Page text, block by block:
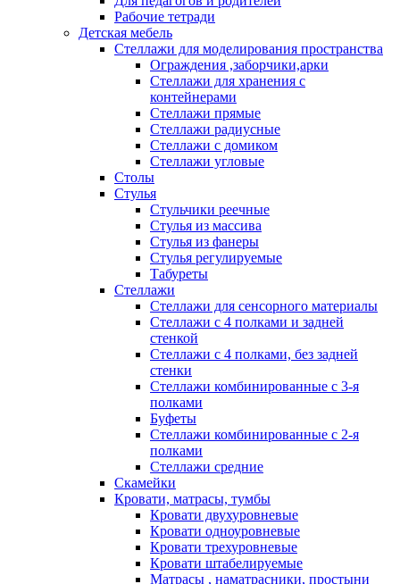
Рабочие тетради
Детская мебель
Стеллажи для моделирования пространства
Ограждения ,заборчики,арки
Стеллажи для хранения с
контейнерами
Стеллажи прямые
Стеллажи радиусные
Стеллажи с домиком
Стеллажи угловые
Столы
Стулья
Стульчики реечные
Стулья из массива
Стулья из фанеры
Стулья регулируемые
Табуреты
Стеллажи
Стеллажи для сенсорного материалы
Стеллажи с 4 полками и задней
стенкой
Стеллажи с 4 полками, без задней
стенки
Стеллажи комбинированные с 3-я
полками
Буфеты
Стеллажи комбинированные с 2-я
полками
Стеллажи средние
Скамейки
Кровати, матрасы, тумбы
Кровати двухуровневые
Кровати одноуровневые
Кровати трехуровневые
Кровати штабелируемые
Матрасы , наматрасники, простыни